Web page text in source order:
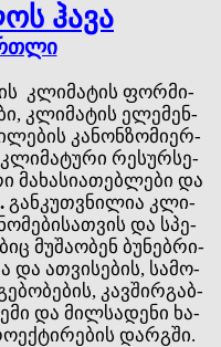
ჰავა
კლი­მა­ტის ფორ­მი­
კლი­მა­ტის ელ­ემ­ენ­
კა­ნონ­ზო­მი­ერ­
რე­სურ­სე­
მა­ხა­სი­ათ­ებ­ლე­ბი და
. გან­კუთ­ვნი­ლია კლი­
და სპე­
მუ­შა­ობ­ენ ბუ­ნებ­რი­
და ათ­ვი­სე­ბის, სა­მო­
კავ­შირ­გაბ­
და მილ­სა­დე­ნი ხა­
დარ­გში.